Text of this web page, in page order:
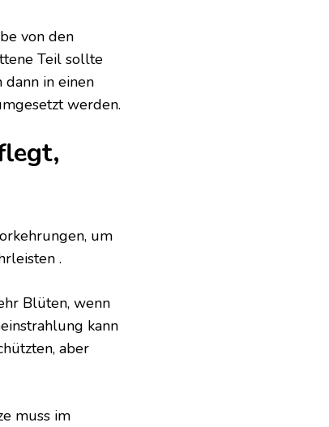
von den
Teil sollte
dann in einen
werden.
um
.
Blüten, wenn
kann
aber
muss im